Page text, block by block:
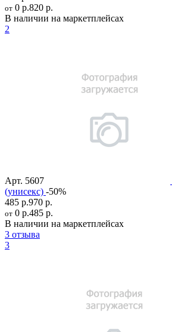
от 0 р.820 р.
В наличии на маркетплейсах
2
Арт. 5607
(унисекс) -50%
485 р.970 р.
от 0 р.485 р.
В наличии на маркетплейсах
3 отзыва
3